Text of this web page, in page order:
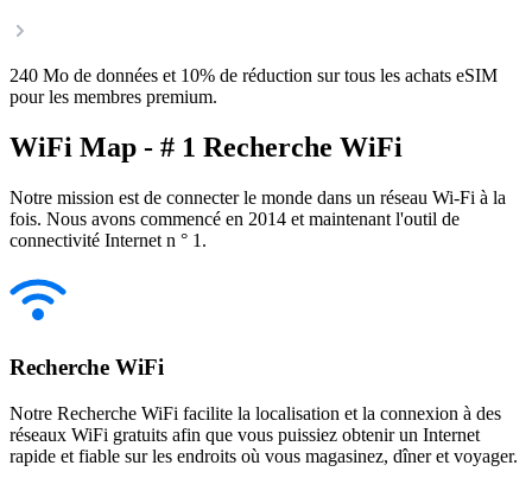
240 Mo de données et 10% de réduction sur tous les achats eSIM
pour les membres premium.
WiFi Map - # 1 Recherche WiFi
Notre mission est de connecter le monde dans un réseau Wi-Fi à la
fois. Nous avons commencé en 2014 et maintenant l'outil de
connectivité Internet n ° 1.
Recherche WiFi
Notre Recherche WiFi facilite la localisation et la connexion à des
réseaux WiFi gratuits afin que vous puissiez obtenir un Internet
rapide et fiable sur les endroits où vous magasinez, dîner et voyager.